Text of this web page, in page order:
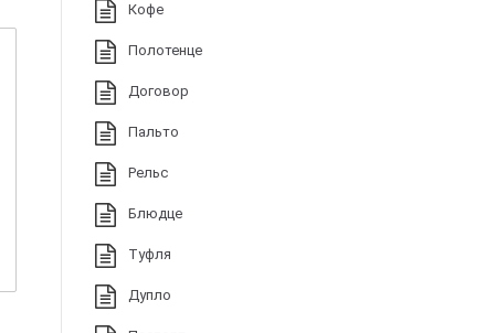
Кофе
Полотенце
Договор
Пальто
Рельс
Блюдце
Туфля
Дупло